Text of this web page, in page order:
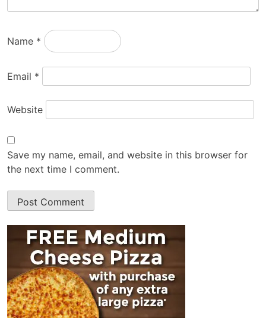
Name *
Email *
Website
Save my name, email, and website in this browser for
the next time I comment.